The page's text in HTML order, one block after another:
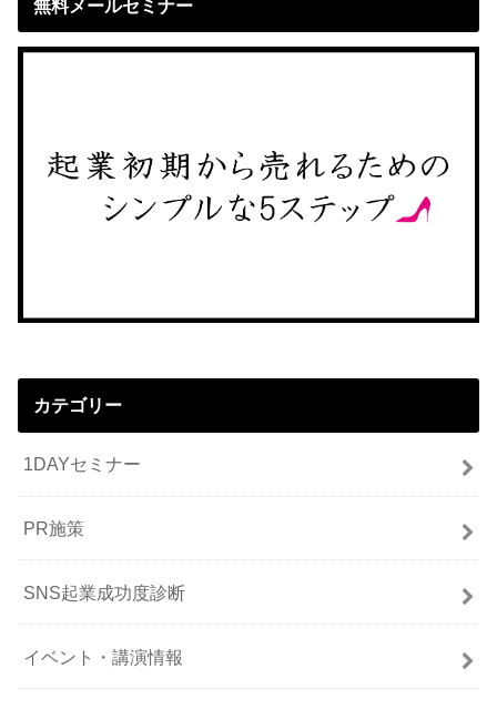
無料メールセミナー
カテゴリー
1DAYセミナー
PR施策
SNS起業成功度診断
イベント・講演情報